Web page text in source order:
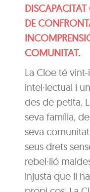
DE
COMUNITAT.
La Cloe té
intel·lectual i
des de petita.
seva família,
seva
seus drets
rebel·lió
injusta que li